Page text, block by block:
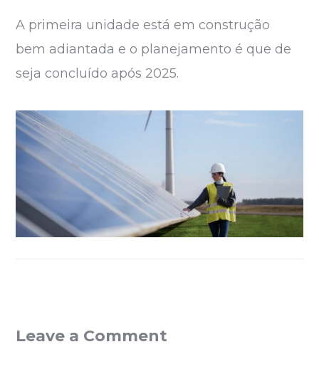
A primeira unidade está em construção
bem adiantada e o planejamento é que de
seja concluído após 2025.
Leave a Comment